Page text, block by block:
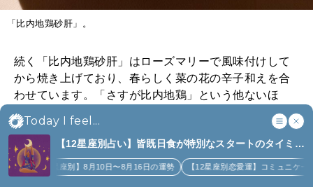
Today I feel...
【12星座別占い】皆既日食が特別なスタートのタイミン
グになるのは誰？｜8月10日〜8月16日の週間占い、金
運アップなど (4)
座別】8月10日〜8月16日の運勢 【12星座別恋愛運】コミュニケーションがとて
「比内地鶏砂肝」。
続く「比内地鶏砂肝」はローズマリーで風味付けして
から焼き上げており、春らしく菜の花の辛子和えを合
わせています。「さすが比内地鶏」という他ないほ
ど、砂肝ながらジューシーで、サクッとした食感が小
気味良い一本です。